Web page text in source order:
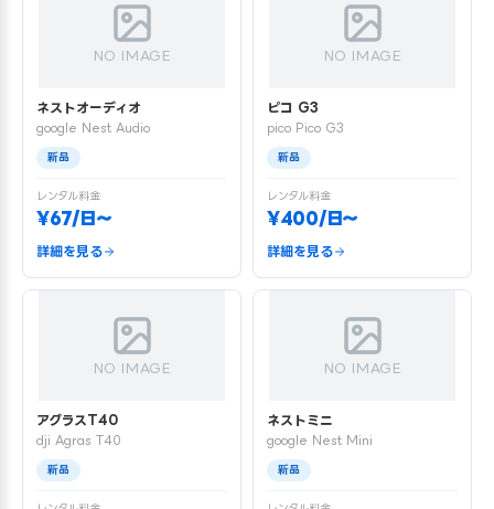
NO IMAGE
ネストオーディオ
google Nest Audio
新品
レンタル料金
¥67/日〜
詳細を見る
NO IMAGE
ピコ G3
pico Pico G3
新品
レンタル料金
¥400/日〜
詳細を見る
NO IMAGE
アグラスT40
dji Agras T40
新品
NO IMAGE
ネストミニ
google Nest Mini
新品